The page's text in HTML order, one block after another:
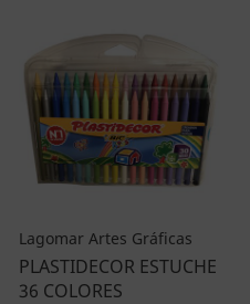
Lagomar Artes Gráficas
PLASTIDECOR ESTUCHE
36 COLORES